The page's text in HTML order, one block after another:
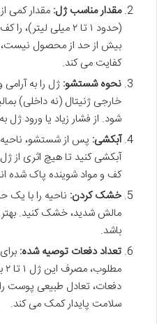
مقدار مناسب ژل: مقدار کمی
(حدود ۱ تا ۲ میلی
بیش از حد از محصول نیست،
کفایت می کند.
نحوه شستشو: ژل را به
خارجی ژنیتال (نه داخلی)
شود. از فشار زیاد یا ورود
آبکشی: پس از شستشو، ناحیه
آبکشی کنید تا هیچ اثری از
کف و مواد شوینده پاک شده
خشک کردن: ناحیه را با یک
مالش شدید، خشک کنید.
باشد.
تعداد دفعات توصیه شده:
دفعات، تعادل طبیعی پوست
سلامت پایدار کمک می کند.